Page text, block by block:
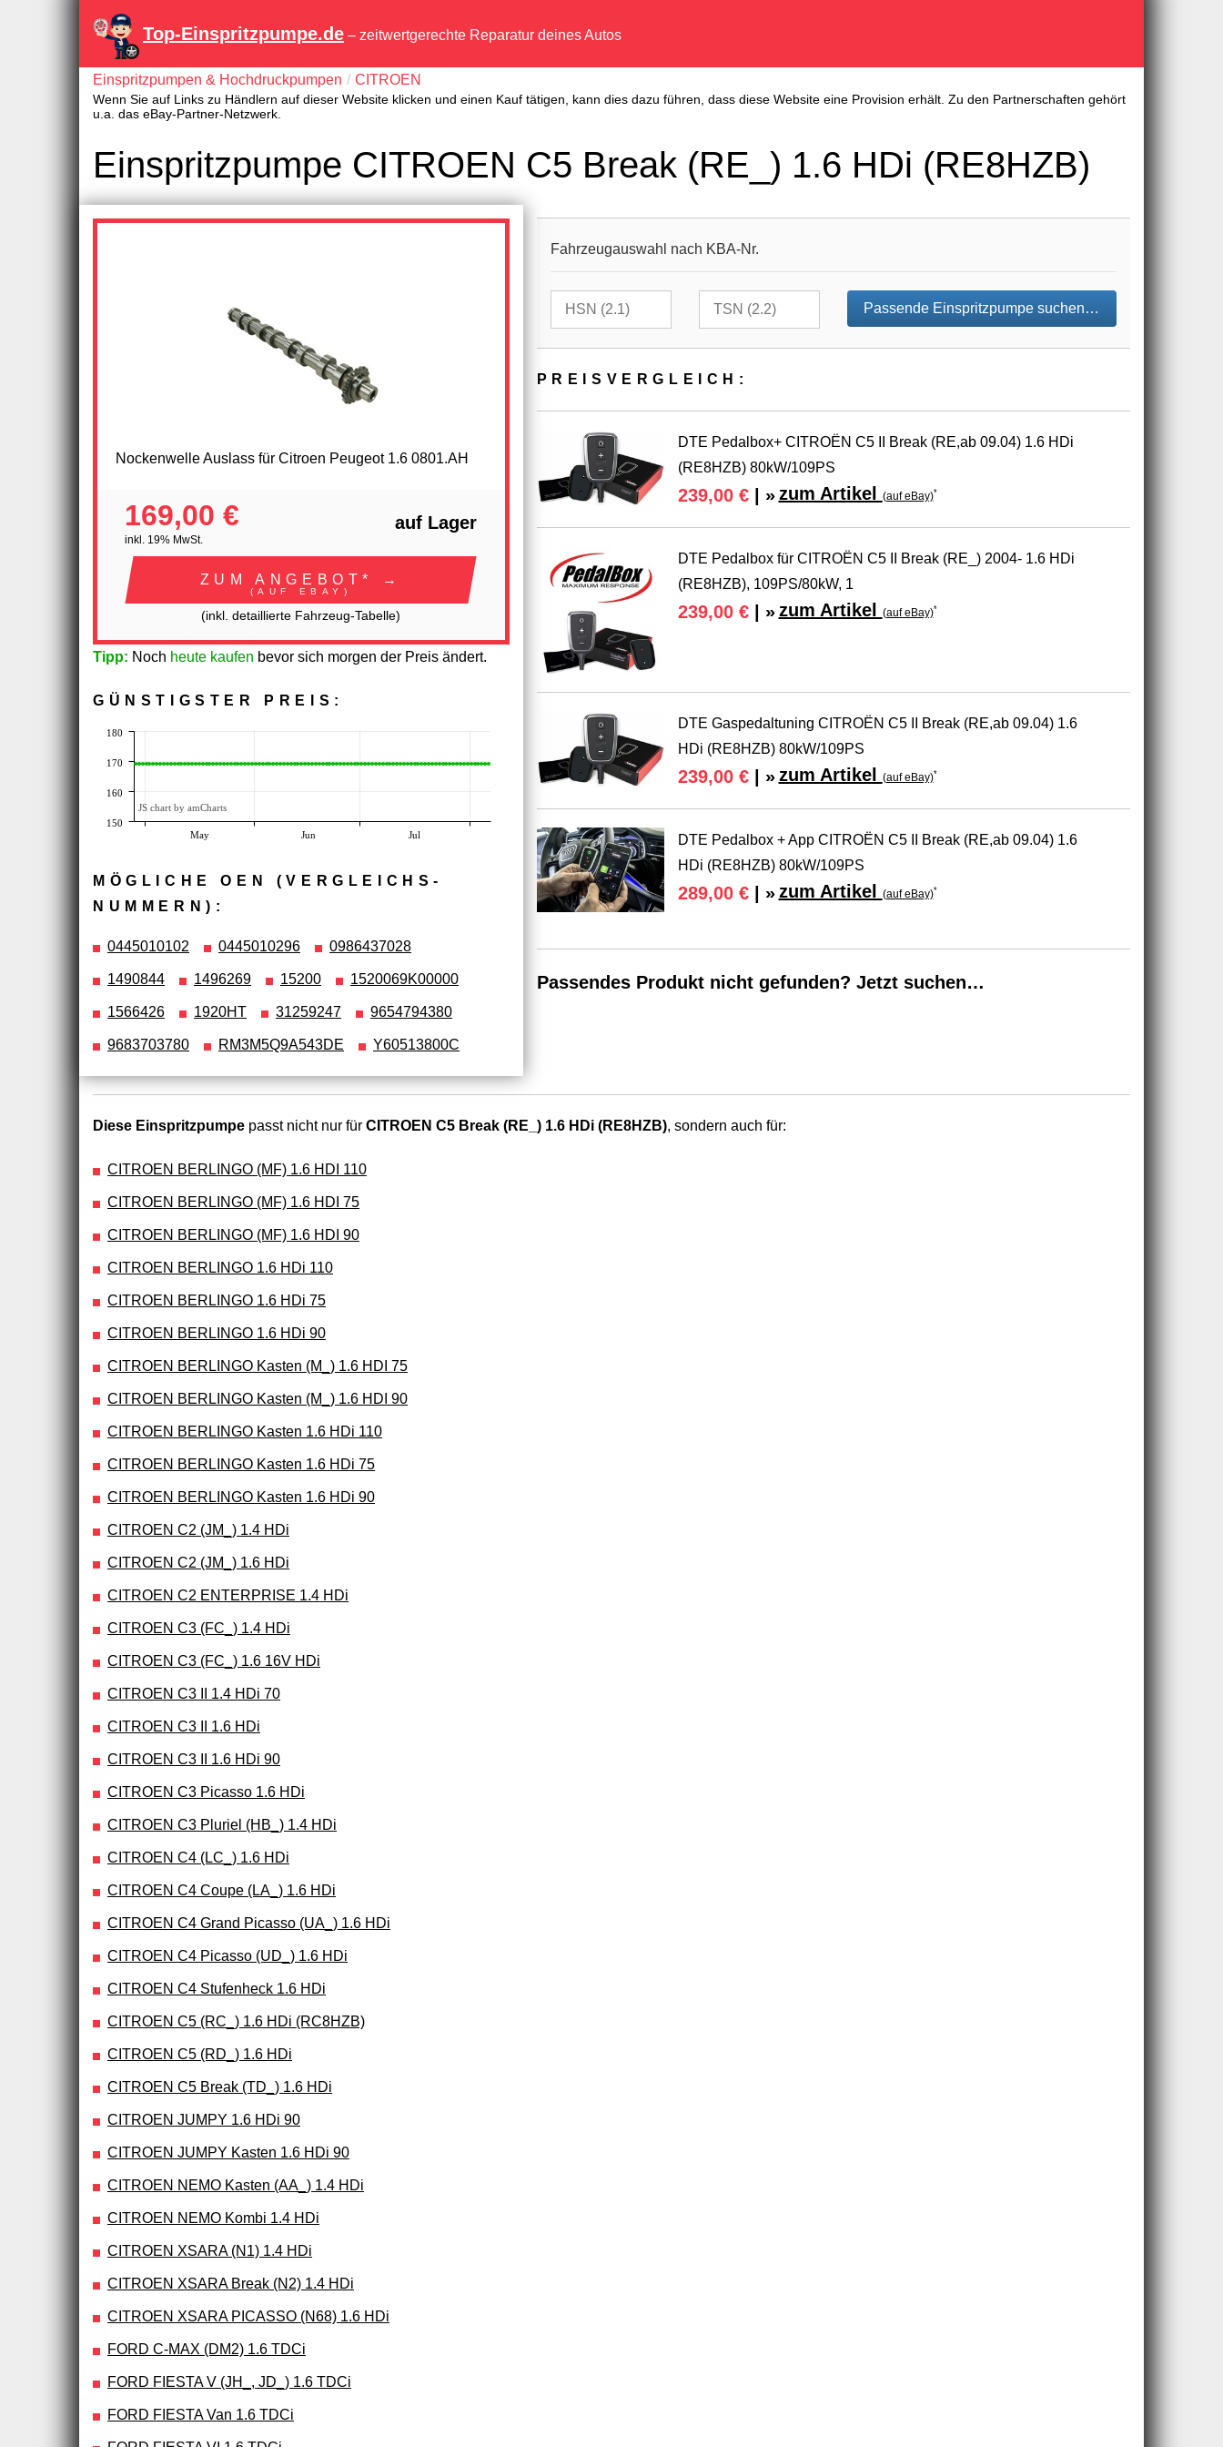
Top-Einspritzpumpe.de – zeitwertgerechte Reparatur deines Autos
Einspritzpumpen & Hochdruckpumpen CITROEN
Wenn Sie auf Links zu Händlern auf dieser Website klicken und einen Kauf tätigen, kann dies dazu führen, dass diese Website eine Provision erhält. Zu den Partnerschaften gehört
u.a. das eBay-Partner-Netzwerk.
Einspritzpumpe CITROEN C5 Break (RE_) 1.6 HDi (RE8HZB)
Nockenwelle Auslass für Citroen Peugeot 1.6 0801.AH
169,00 €
inkl. 19% MwSt.
auf Lager
ZUM ANGEBOT* →
(AUF EBAY)
(inkl. detaillierte Fahrzeug-Tabelle)
Tipp: Noch heute kaufen bevor sich morgen der Preis ändert.
GÜNSTIGSTER PREIS:
May Jun Jul
150
160
170
180
JS chart by amCharts
MÖGLICHE OEN (VERGLEICHS­
NUMMERN):
0445010102 0445010296 0986437028
1490844 1496269 15200 1520069K00000
1566426 1920HT 31259247 9654794380
9683703780 RM3M5Q9A543DE Y60513800C
Fahrzeugauswahl nach KBA-Nr.
Passende Einspritzpumpe suchen…
PREIS­VER­GLEICH:
DTE Pedalbox+ CITROËN C5 II Break (RE,ab 09.04) 1.6 HDi
(RE8HZB) 80kW/109PS
239,00 €| » zum Artikel (auf eBay)*
DTE Pedalbox für CITROËN C5 II Break (RE_) 2004- 1.6 HDi
(RE8HZB), 109PS/80kW, 1
239,00 €| » zum Artikel (auf eBay)*
DTE Gaspedaltuning CITROËN C5 II Break (RE,ab 09.04) 1.6
HDi (RE8HZB) 80kW/109PS
239,00 €| » zum Artikel (auf eBay)*
DTE Pedalbox + App CITROËN C5 II Break (RE,ab 09.04) 1.6
HDi (RE8HZB) 80kW/109PS
289,00 €| » zum Artikel (auf eBay)*
Passendes Produkt nicht gefunden? Jetzt suchen…
Diese Einspritzpumpe passt nicht nur für CITROEN C5 Break (RE_) 1.6 HDi (RE8HZB), sondern auch für:
CITROEN BERLINGO (MF) 1.6 HDI 110
CITROEN BERLINGO (MF) 1.6 HDI 75
CITROEN BERLINGO (MF) 1.6 HDI 90
CITROEN BERLINGO 1.6 HDi 110
CITROEN BERLINGO 1.6 HDi 75
CITROEN BERLINGO 1.6 HDi 90
CITROEN BERLINGO Kasten (M_) 1.6 HDI 75
CITROEN BERLINGO Kasten (M_) 1.6 HDI 90
CITROEN BERLINGO Kasten 1.6 HDi 110
CITROEN BERLINGO Kasten 1.6 HDi 75
CITROEN BERLINGO Kasten 1.6 HDi 90
CITROEN C2 (JM_) 1.4 HDi
CITROEN C2 (JM_) 1.6 HDi
CITROEN C2 ENTERPRISE 1.4 HDi
CITROEN C3 (FC_) 1.4 HDi
CITROEN C3 (FC_) 1.6 16V HDi
CITROEN C3 II 1.4 HDi 70
CITROEN C3 II 1.6 HDi
CITROEN C3 II 1.6 HDi 90
CITROEN C3 Picasso 1.6 HDi
CITROEN C3 Pluriel (HB_) 1.4 HDi
CITROEN C4 (LC_) 1.6 HDi
CITROEN C4 Coupe (LA_) 1.6 HDi
CITROEN C4 Grand Picasso (UA_) 1.6 HDi
CITROEN C4 Picasso (UD_) 1.6 HDi
CITROEN C4 Stufenheck 1.6 HDi
CITROEN C5 (RC_) 1.6 HDi (RC8HZB)
CITROEN C5 (RD_) 1.6 HDi
CITROEN C5 Break (TD_) 1.6 HDi
CITROEN JUMPY 1.6 HDi 90
CITROEN JUMPY Kasten 1.6 HDi 90
CITROEN NEMO Kasten (AA_) 1.4 HDi
CITROEN NEMO Kombi 1.4 HDi
CITROEN XSARA (N1) 1.4 HDi
CITROEN XSARA Break (N2) 1.4 HDi
CITROEN XSARA PICASSO (N68) 1.6 HDi
FORD C-MAX (DM2) 1.6 TDCi
FORD FIESTA V (JH_, JD_) 1.6 TDCi
FORD FIESTA Van 1.6 TDCi